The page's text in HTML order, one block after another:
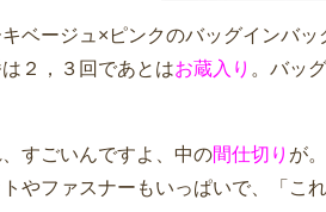
キベージュ×ピンクのバッグインバ
２，３回であとはお蔵入り 。バッ
、すごいんですよ、中の間仕切り が
やファスナーもいっぱいで、「こ